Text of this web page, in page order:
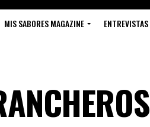
MIS SABORES MAGAZINE ENTREVISTAS